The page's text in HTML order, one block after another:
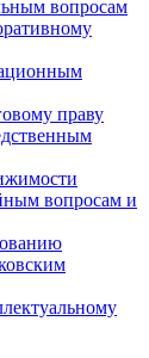
вопросам
праву
вопросам и